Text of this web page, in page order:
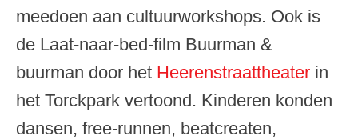
meedoen aan cultuurworkshops. Ook is
de Laat-naar-bed-film Buurman &
buurman door het Heerenstraattheater in
het Torckpark vertoond. Kinderen konden
dansen, free-runnen, beatcreaten,